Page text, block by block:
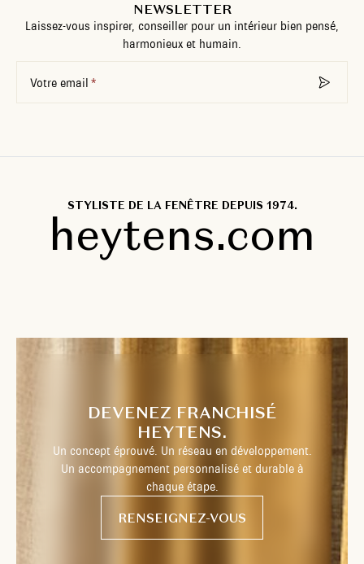
NEWSLETTER
Laissez-vous inspirer, conseiller pour un intérieur bien pensé,
harmonieux et humain.
Votre email
STYLISTE DE LA FENÊTRE DEPUIS 1974.
heytens.com
DEVENEZ FRANCHISÉ
HEYTENS.
Un concept éprouvé. Un réseau en développement.
Un accompagnement personnalisé et durable à
chaque étape.
RENSEIGNEZ-VOUS